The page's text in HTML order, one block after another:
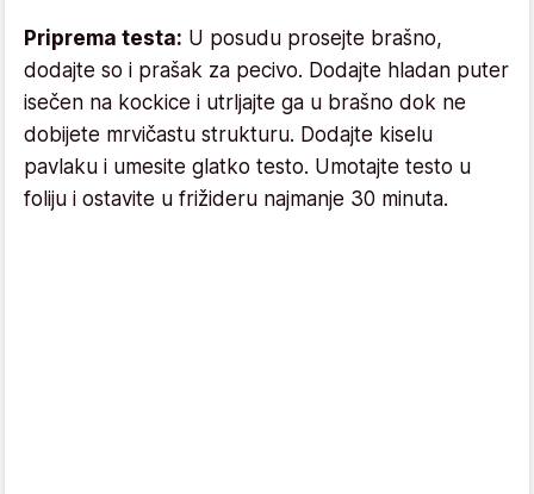
Priprema testa: U posudu prosejte brašno,
dodajte so i prašak za pecivo. Dodajte hladan puter
isečen na kockice i utrljajte ga u brašno dok ne
dobijete mrvičastu strukturu. Dodajte kiselu
pavlaku i umesite glatko testo. Umotajte testo u
foliju i ostavite u frižideru najmanje 30 minuta.